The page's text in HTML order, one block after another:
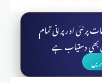
نئی اور پرانی تمام
دستیاب ہے